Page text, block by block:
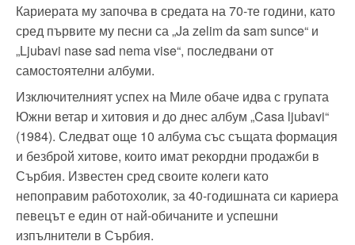
Кариерата му започва в средата на 70-те години, като
сред първите му песни са „Ja zelim da sam sunce“ и
„Ljubavi nase sad nema vise“, последвани от
самостоятелни албуми.
Изключителният успех на Миле обаче идва с групата
Южни ветар и хитовия и до днес албум „Casa ljubavi“
(1984). Следват още 10 албума със същата формация
и безброй хитове, които имат рекордни продажби в
Сърбия. Известен сред своите колеги като
непоправим работохолик, за 40-годишната си кариера
певецът е един от най-обичаните и успешни
изпълнители в Сърбия.